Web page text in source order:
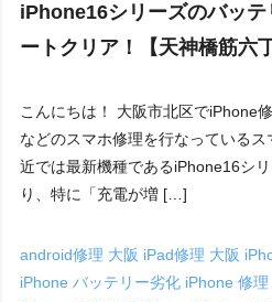
iPhone16シリーズのバッ
ートクリア！【天神橋筋六
こんにちは！ 大阪市北区でiPhone
などのスマホ修理を行なっている
近では最新機種であるiPhone16シ
り、特に「充電が増 […]
android修理 大阪 iPad修理 大阪
iPhone バッテリー劣化 iPhone 修